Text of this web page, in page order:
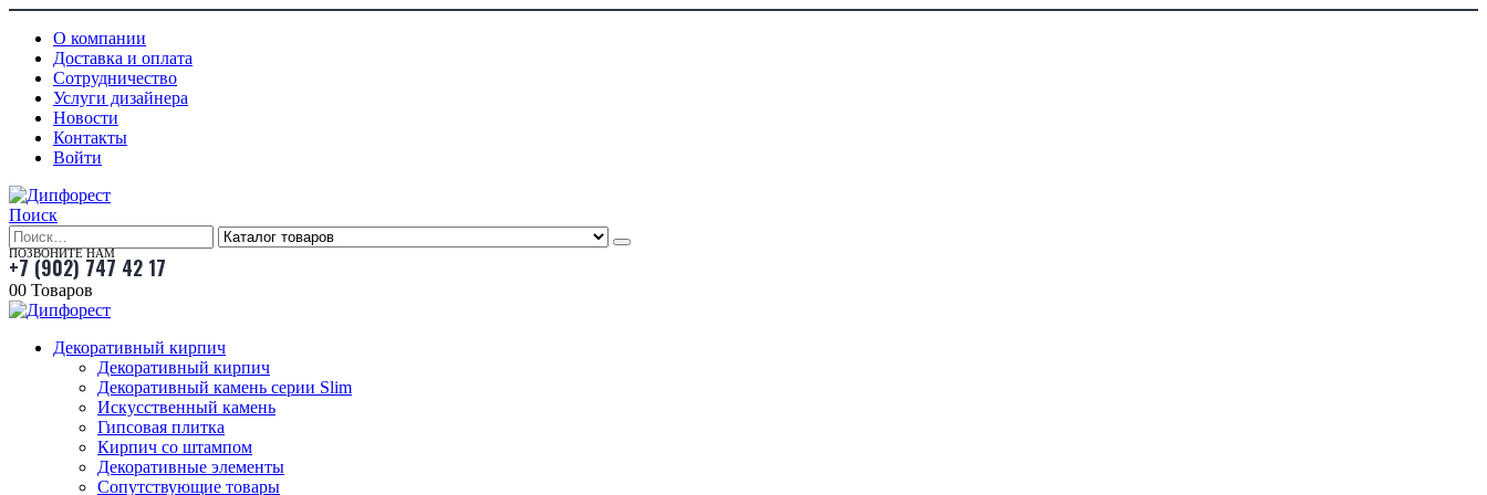
О компании
Доставка и оплата
Сотрудничество
Услуги дизайнера
Новости
Контакты
Войти
Поиск
ПОЗВОНИТЕ НАМ
+7 (902) 747 42 17
00 Товаров
Декоративный кирпич
Декоративный кирпич
Декоративный камень серии Slim
Искусственный камень
Гипсовая плитка
Кирпич со штампом
Декоративные элементы
Сопутствующие товары